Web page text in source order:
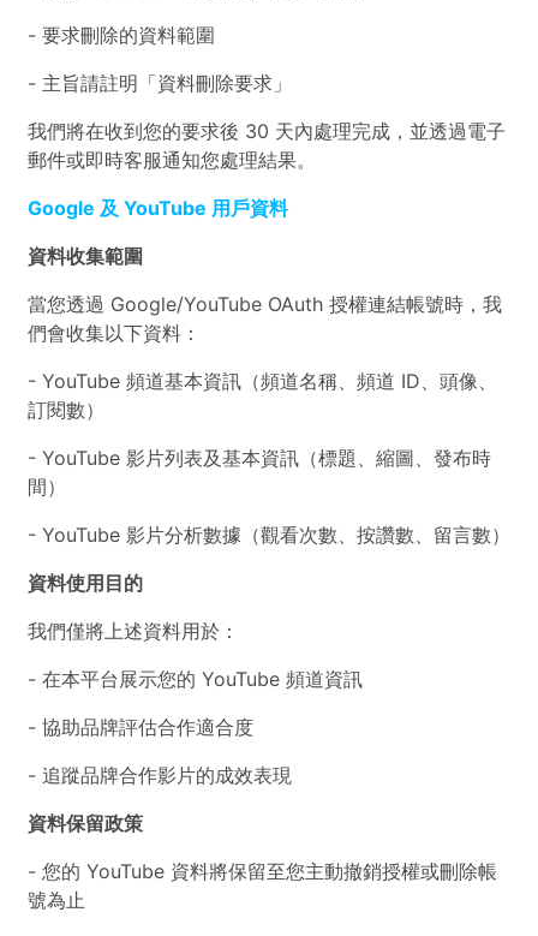
- 要求刪除的資料範圍
- 主旨請註明「資料刪除要求」
我們將在收到您的要求後 30 天內處理完成，並透過電子
郵件或即時客服通知您處理結果。
Google 及 YouTube 用戶資料
資料收集範圍
當您透過 Google/YouTube OAuth 授權連結帳號時，我
們會收集以下資料：
- YouTube 頻道基本資訊（頻道名稱、頻道 ID、頭像、
訂閱數）
- YouTube 影片列表及基本資訊（標題、縮圖、發布時
間）
- YouTube 影片分析數據（觀看次數、按讚數、留言數）
資料使用目的
我們僅將上述資料用於：
- 在本平台展示您的 YouTube 頻道資訊
- 協助品牌評估合作適合度
- 追蹤品牌合作影片的成效表現
資料保留政策
- 您的 YouTube 資料將保留至您主動撤銷授權或刪除帳
號為止